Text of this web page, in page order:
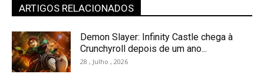
ARTIGOS RELACIONADOS
Demon Slayer: Infinity Castle chega à
Crunchyroll depois de um ano...
28 , Julho , 2026